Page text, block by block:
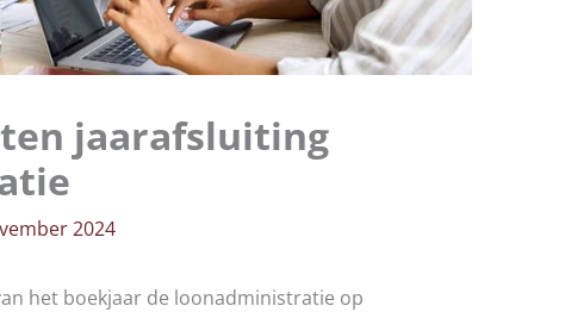
jaarafsluiting
2024
het boekjaar de loonadministratie op